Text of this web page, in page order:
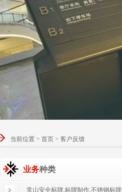
当前位置 > 首页 > 客户反馈
业务种类
常山安全标牌,标牌制作,不锈钢标牌